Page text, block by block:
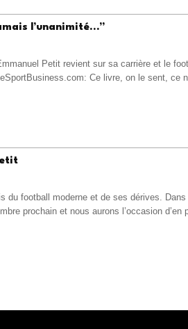
l’unanimité…”
Petit revient sur sa carrière et le
Ce livre, on le sent, ce
du football moderne et de ses dérives.
prochain et nous aurons l’occasion